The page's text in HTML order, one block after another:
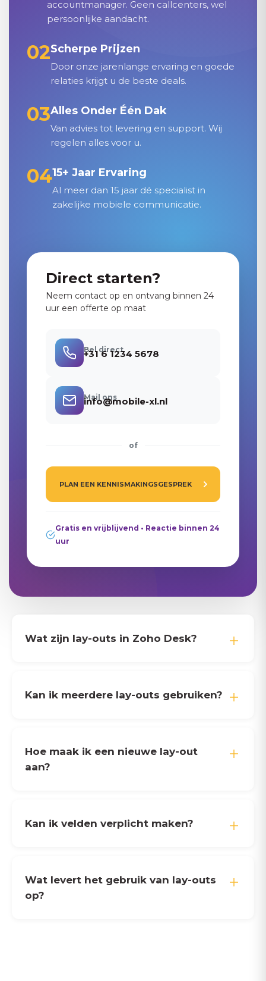
accountmanager. Geen callcenters, wel
persoonlijke aandacht.
02Scherpe Prijzen
Door onze jarenlange ervaring en goede
relaties krijgt u de beste deals.
03Alles Onder Één Dak
Van advies tot levering en support. Wij
regelen alles voor u.
0415+ Jaar Ervaring
Al meer dan 15 jaar dé specialist in
zakelijke mobiele communicatie.
Direct starten?
Neem contact op en ontvang binnen 24
uur een offerte op maat
Bel direct
+31 6 1234 5678
Mail ons
info@mobile-xl.nl
of
PLAN EEN KENNISMAKINGSGESPREK
Gratis en vrijblijvend • Reactie binnen 24
uur
Wat zijn lay-outs in Zoho Desk?
Kan ik meerdere lay-outs gebruiken?
Hoe maak ik een nieuwe lay-out
aan?
Kan ik velden verplicht maken?
Wat levert het gebruik van lay-outs
op?